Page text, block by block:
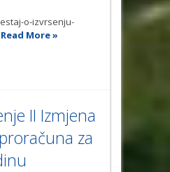
o-izvrsenju-
Read More »
II Izmjena
za